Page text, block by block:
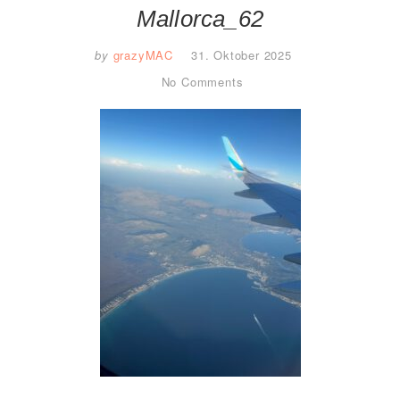
Mallorca_62
by grazyMAC
31. Oktober 2025
No Comments